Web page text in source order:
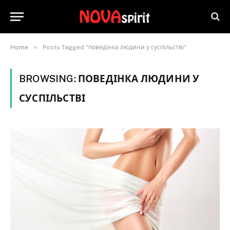
Home » Posts Tagged "поведінка людини у суспільстві"
BROWSING: ПОВЕДІНКА ЛЮДИНИ У
СУСПІЛЬСТВІ